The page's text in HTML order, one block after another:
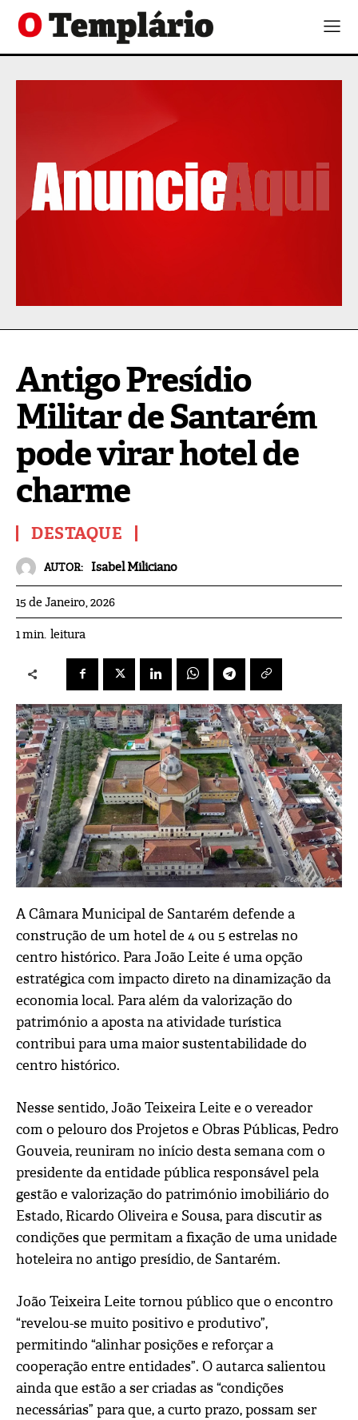
Antigo Presídio
Militar de Santarém
pode virar hotel de
charme
DESTAQUE
AUTOR: Isabel Miliciano
15 de Janeiro, 2026
1min. leitura
A Câmara Municipal de Santarém defende a
construção de um hotel de 4 ou 5 estrelas no
centro histórico. Para João Leite é uma opção
estratégica com impacto direto na dinamização da
economia local. Para além da valorização do
património a aposta na atividade turística
contribui para uma maior sustentabilidade do
centro histórico.
Nesse sentido, João Teixeira Leite e o vereador
com o pelouro dos Projetos e Obras Públicas, Pedro
Gouveia, reuniram no início desta semana com o
presidente da entidade pública responsável pela
gestão e valorização do património imobiliário do
Estado, Ricardo Oliveira e Sousa, para discutir as
condições que permitam a fixação de uma unidade
hoteleira no antigo presídio, de Santarém.
João Teixeira Leite tornou público que o encontro
“revelou-se muito positivo e produtivo”,
permitindo “alinhar posições e reforçar a
cooperação entre entidades”. O autarca salientou
ainda que estão a ser criadas as “condições
necessárias” para que, a curto prazo, possam ser